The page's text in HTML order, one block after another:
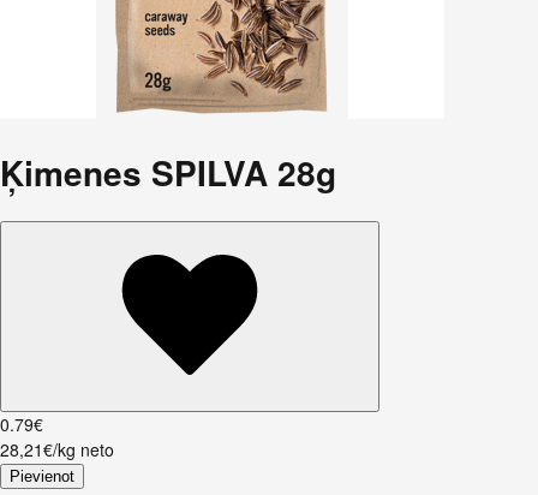
Ķimenes SPILVA 28g
0.79€
28,21€/kg neto
Pievienot